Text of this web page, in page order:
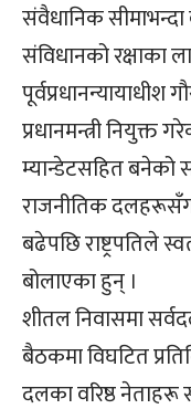
संवैधानिक सीमाभन्दा
संविधानको रक्षाका
पूर्वप्रधानन्यायाधीश
प्रधानमन्त्री नियुक्त
म्यान्डेटसहित बनेको
राजनीतिक
बढेपछि राष्ट्रपतिले
बोलाएका हुन् ।
शीतल निवासमा
बैठकमा विघटित
दलका वरिष्ठ नेताहरू